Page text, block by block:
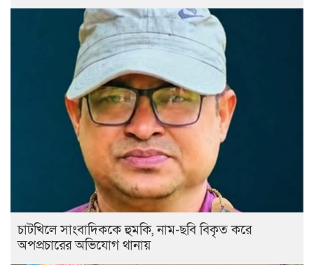
চাটখিলে সাংবাদিককে হুমকি, নাম-ছবি বিকৃত করে
অপপ্রচারের অভিযোগ থানায়